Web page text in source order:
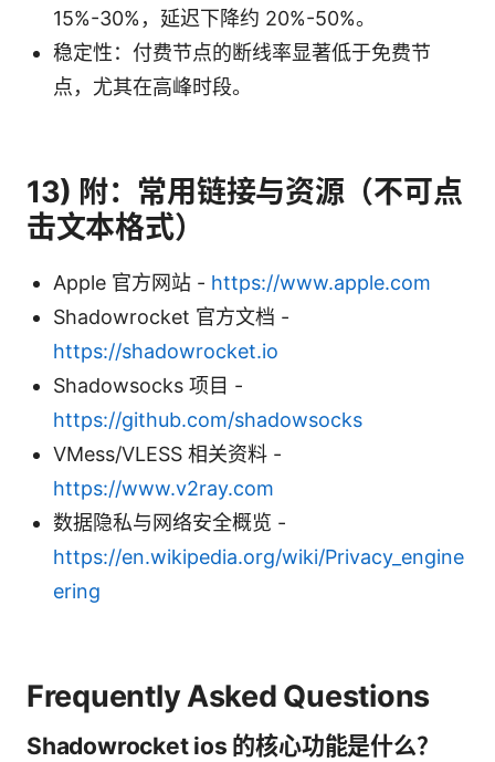
15%-30%，延迟下降约 20%-50%。
稳定性：付费节点的断线率显著低于免费节
点，尤其在高峰时段。
13) 附：常用链接与资源（不可点
击文本格式）
Apple 官方网站 - https://www.apple.com
Shadowrocket 官方文档 -
https://shadowrocket.io
Shadowsocks 项目 -
https://github.com/shadowsocks
VMess/VLESS 相关资料 -
https://www.v2ray.com
数据隐私与网络安全概览 -
https://en.wikipedia.org/wiki/Privacy_engine
ering
Frequently Asked Questions
Shadowrocket ios 的核心功能是什么？